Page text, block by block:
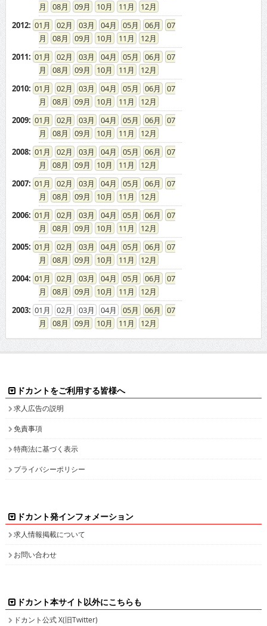
08
09 10 11
12
2012: 01 02 03 04 05 06
07
08
09 10 11
12
2011: 01 02 03 04 05 06
07
08
09 10 11
12
2010: 01 02 03 04 05 06
07
08
09 10 11
12
2009: 01 02 03 04 05 06
07
08
09 10 11
12
2008: 01 02 03 04 05 06
07
08
09 10 11
12
2007: 01 02 03 04 05 06
07
08
09 10 11
12
2006: 01 02 03 04 05 06
07
08
09 10 11
12
2005: 01 02 03 04 05 06
07
08
09 10 11
12
2004: 01 02 03 04 05 06
07
08
09 10 11
12
2003: 01 02 03 04 05 06
07
08
09 10 11 12
ドカントをご利用する皆様へ
求人広告の説明
免責事項
特商法に基づく表示
プライバシーポリシー
ドカント発インフォメーション
求人情報掲載について
お問い合わせ
ドカント本サイト以外にこちらも
ドカント公式 X(旧Twitter)